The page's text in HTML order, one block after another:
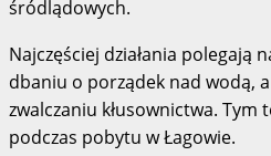
śródlądowych.
Najczęściej działania polegają
dbaniu o porządek nad wodą,
zwalczaniu kłusownictwa. Tym
podczas pobytu w Łagowie.